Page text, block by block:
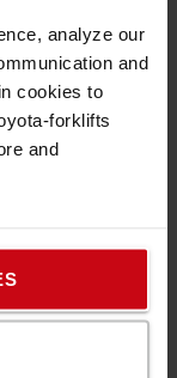
analyze our
and
cookies to
forklifts
and
därmed
integrering med
kan du